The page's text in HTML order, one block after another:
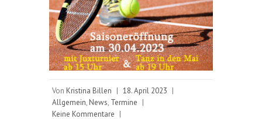
Von Kristina Billen | 18. April 2023 |
Allgemein, News, Termine |
Keine Kommentare |